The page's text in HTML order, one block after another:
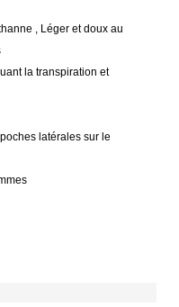
, Léger et doux au
la transpiration et
latérales sur le